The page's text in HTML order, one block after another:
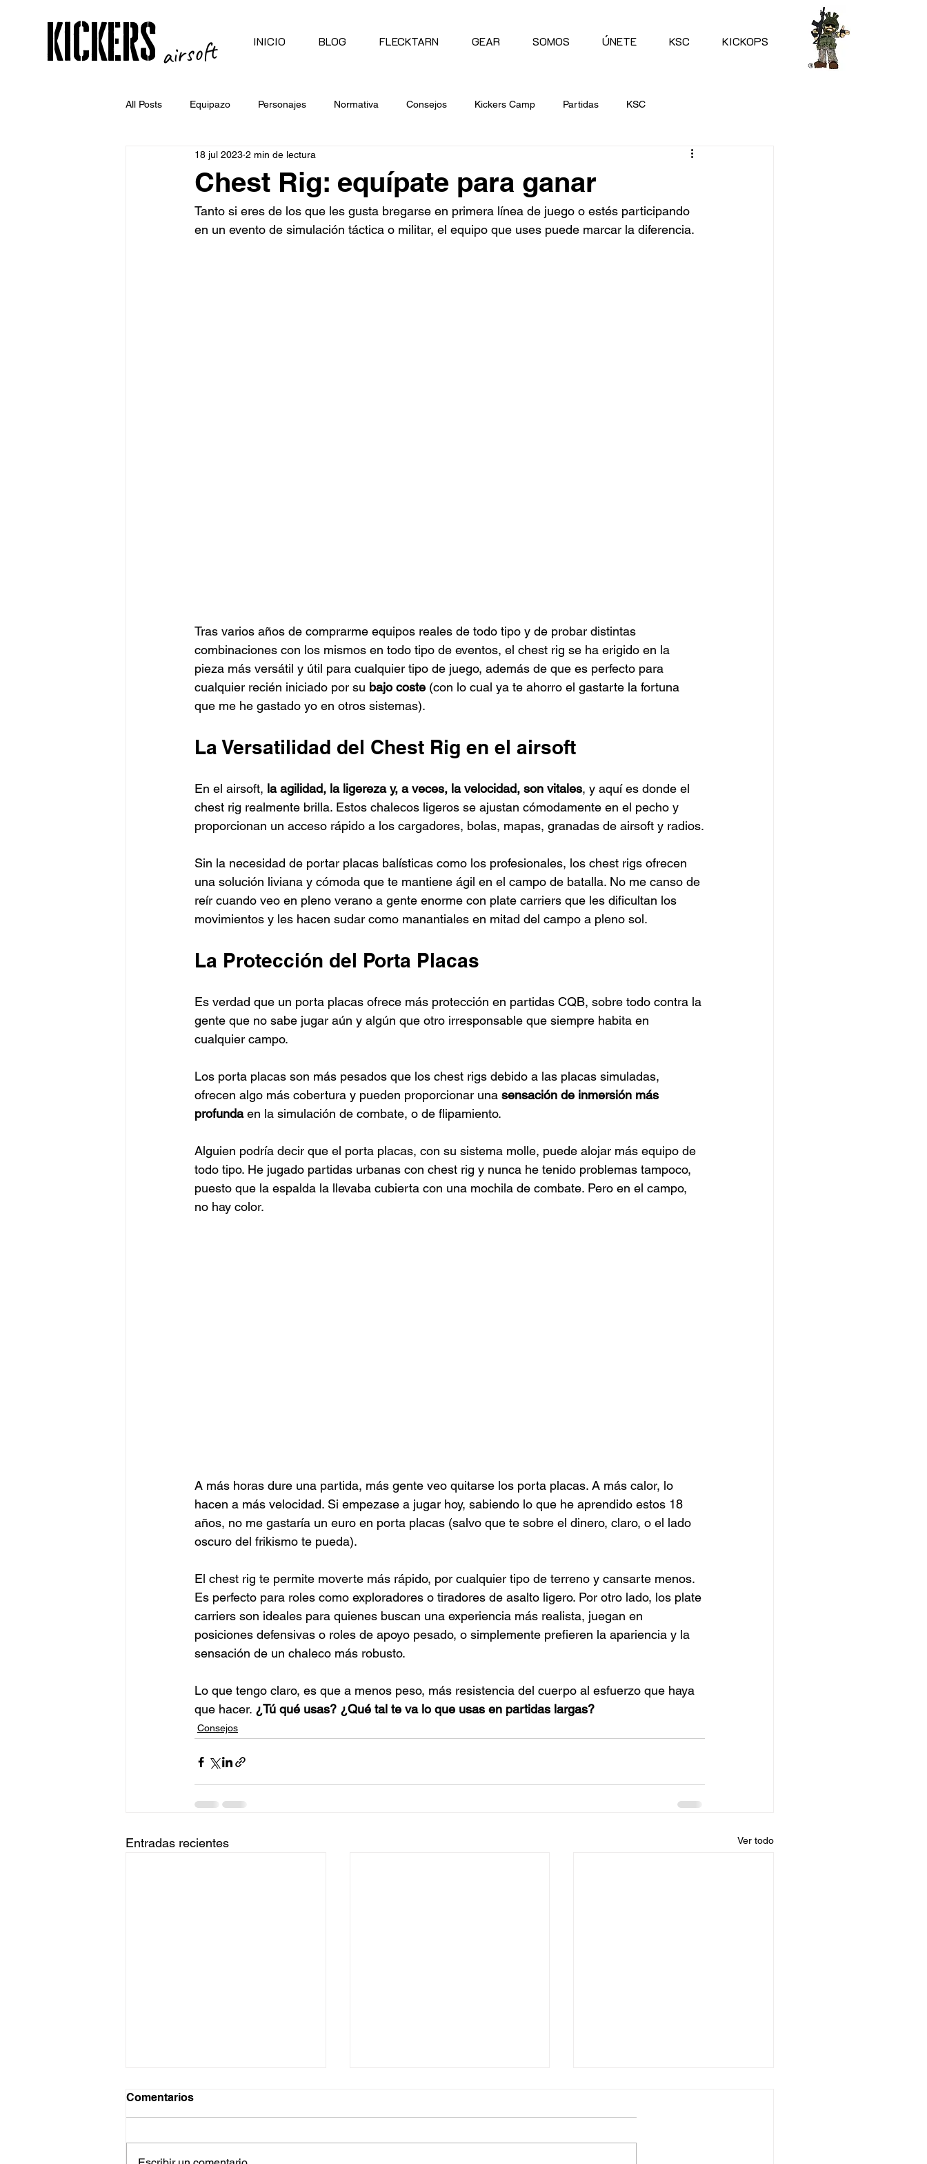
kickers airsoft INICIO BLOG FLECKTARN GEAR SOMOS ÚNETE KSC KICKOPS
All Posts Equipazo Personajes Normativa Consejos Kickers Camp Partidas KSC
Chest Rig: equípate para ganar
18 jul 2023 2 min de lectura
Tanto si eres de los que les gusta bregarse en primera línea de juego o estés participando
en un evento de simulación táctica o militar, el equipo que uses puede marcar la diferencia.
Tras varios años de comprarme equipos reales de todo tipo y de probar distintas
combinaciones con los mismos en todo tipo de eventos, el chest rig se ha erigido en la
pieza más versátil y útil para cualquier tipo de juego, además de que es perfecto para
cualquier recién iniciado por su bajo coste (con lo cual ya te ahorro el gastarte la fortuna
que me he gastado yo en otros sistemas).
La Versatilidad del Chest Rig en el airsoft
En el airsoft, la agilidad, la ligereza y, a veces, la velocidad, son vitales, y aquí es donde el
chest rig realmente brilla. Estos chalecos ligeros se ajustan cómodamente en el pecho y
proporcionan un acceso rápido a los cargadores, bolas, mapas, granadas de airsoft y radios.
Sin la necesidad de portar placas balísticas como los profesionales, los chest rigs ofrecen
una solución liviana y cómoda que te mantiene ágil en el campo de batalla. No me canso de
reír cuando veo en pleno verano a gente enorme con plate carriers que les dificultan los
movimientos y les hacen sudar como manantiales en mitad del campo a pleno sol.
La Protección del Porta Placas
Es verdad que un porta placas ofrece más protección en partidas CQB, sobre todo contra la
gente que no sabe jugar aún y algún que otro irresponsable que siempre habita en
cualquier campo.
Los porta placas son más pesados que los chest rigs debido a las placas simuladas,
ofrecen algo más cobertura y pueden proporcionar una sensación de inmersión más
profunda en la simulación de combate, o de flipamiento.
Alguien podría decir que el porta placas, con su sistema molle, puede alojar más equipo de
todo tipo. He jugado partidas urbanas con chest rig y nunca he tenido problemas tampoco,
puesto que la espalda la llevaba cubierta con una mochila de combate. Pero en el campo,
no hay color.
A más horas dure una partida, más gente veo quitarse los porta placas. A más calor, lo
hacen a más velocidad. Si empezase a jugar hoy, sabiendo lo que he aprendido estos 18
años, no me gastaría un euro en porta placas (salvo que te sobre el dinero, claro, o el lado
oscuro del frikismo te pueda).
El chest rig te permite moverte más rápido, por cualquier tipo de terreno y cansarte menos.
Es perfecto para roles como exploradores o tiradores de asalto ligero. Por otro lado, los plate
carriers son ideales para quienes buscan una experiencia más realista, juegan en
posiciones defensivas o roles de apoyo pesado, o simplemente prefieren la apariencia y la
sensación de un chaleco más robusto.
Lo que tengo claro, es que a menos peso, más resistencia del cuerpo al esfuerzo que haya
que hacer. ¿Tú qué usas? ¿Qué tal te va lo que usas en partidas largas?
Consejos
Entradas recientes Ver todo
Comentarios